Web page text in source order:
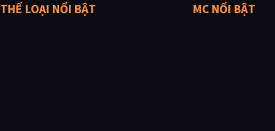
THỂ LOẠI NỔI BẬT MC NỔI BẬT